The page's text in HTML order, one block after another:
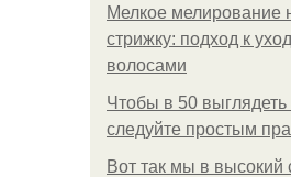
Мелкое мелирование
стрижку: подход к
волосами
Чтобы в 50 выглядеть
следуйте простым
Вот так мы в высокий